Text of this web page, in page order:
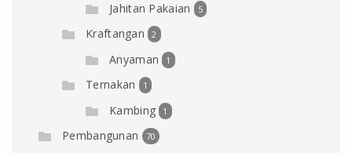
Jahitan Pakaian 5
Kraftangan 2
Anyaman 1
Ternakan 1
Kambing 1
Pembangunan 70